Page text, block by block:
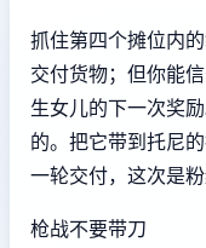
抓住第四个摊位内
交付货物；但你能
生女儿的下一次奖
的。把它带到托尼
一轮交付，这次是粉
枪战不要带刀